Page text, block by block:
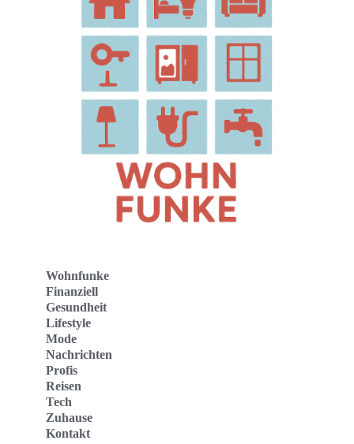
Wohnfunke
Finanziell
Gesundheit
Lifestyle
Mode
Nachrichten
Profis
Reisen
Tech
Zuhause
Kontakt